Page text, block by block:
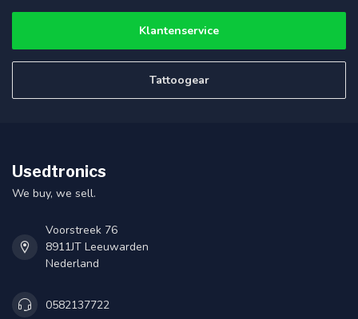
Klantenservice
Tattoogear
Usedtronics
We buy, we sell.
Voorstreek 76
8911JT Leeuwarden
Nederland
0582137722